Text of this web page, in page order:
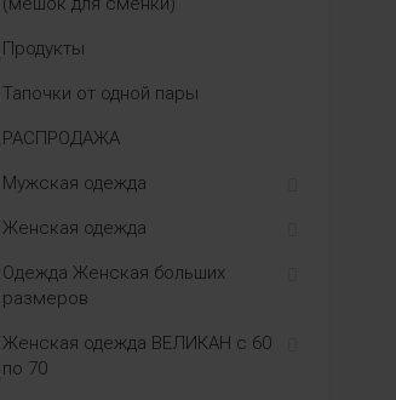
Продукты
Тапочки от одной пары
РАСПРОДАЖА
Мужская одежда
Женская одежда
Одежда Женская больших
размеров
Женская одежда ВЕЛИКАН с 60
по 70